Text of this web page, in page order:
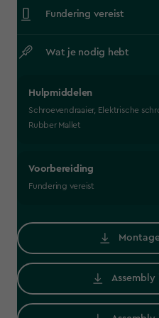
Fundering vereist
Wat je nodig hebt
Hulpmiddelen
Schroevendraaier, Elektrische
Rubber Mallet
Voorbereiding
Fundering vereist